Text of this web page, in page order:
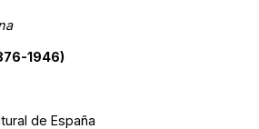
1946)
de España